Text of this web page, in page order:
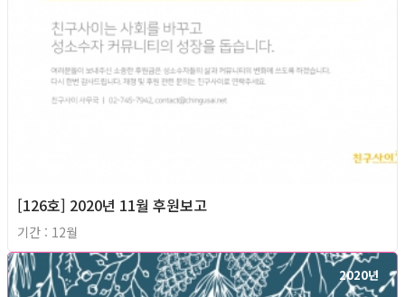
[126호] 2020년 11월 후원보고
기간 : 12월
2020년